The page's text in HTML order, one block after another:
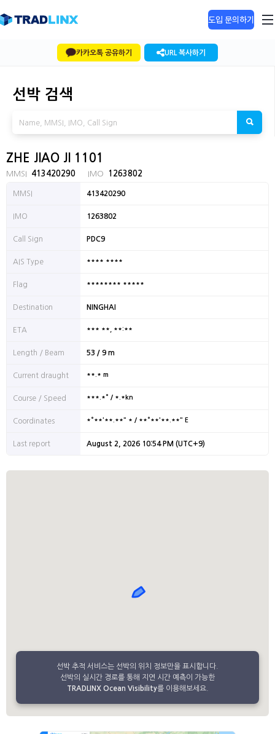
도입 문의하기
카카오톡 공유하기 URL 복사하기
선박 검색
ZHE JIAO JI 1101
MMSI 413420290 IMO 1263802
MMSI 413420290
IMO 1263802
Call Sign PDC9
AIS Type **** ****
Flag ******** *****
Destination NINGHAI
ETA *** **, **:**
Length / Beam 53 / 9 m
Current draught **.* m
Course / Speed ***.*° / *.*kn
Coordinates *°**'**.**" * / **°**'**.**" E
Last report August 2, 2026 10:54 PM (UTC+9)
선박 추적 서비스는 선박의 위치 정보만을 표시합니다.
선박의 실시간 경로를 통해 지연 시간 예측이 가능한
TRADLINX Ocean Visibility를 이용해보세요.